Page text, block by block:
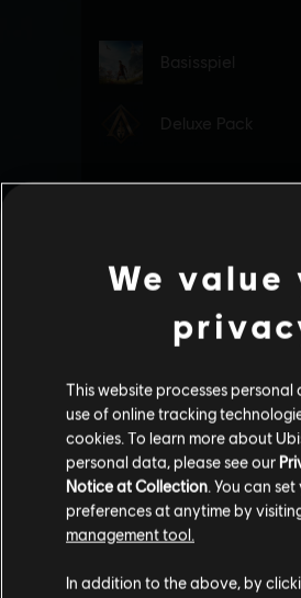
Soweit wir wissen kommst
Staaten von
We value
This website processes
use of online tracking
cookies. To learn more about
personal data, please see our
Notice at Collection. You can
preferences at anytime by
management tool.
In addition to the above, by